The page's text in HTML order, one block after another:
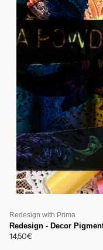
Redesign with Prima
Redesign - Decor
14,50€